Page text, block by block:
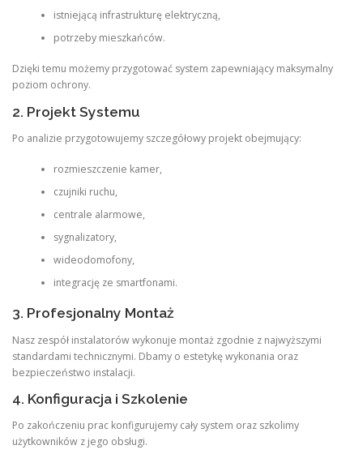
istniejącą infrastrukturę elektryczną,
potrzeby mieszkańców.
Dzięki temu możemy przygotować system zapewniający maksymalny
poziom ochrony.
2. Projekt Systemu
Po analizie przygotowujemy szczegółowy projekt obejmujący:
rozmieszczenie kamer,
czujniki ruchu,
centrale alarmowe,
sygnalizatory,
wideodomofony,
integrację ze smartfonami.
3. Profesjonalny Montaż
Nasz zespół instalatorów wykonuje montaż zgodnie z najwyższymi
standardami technicznymi. Dbamy o estetykę wykonania oraz
bezpieczeństwo instalacji.
4. Konfiguracja i Szkolenie
Po zakończeniu prac konfigurujemy cały system oraz szkolimy
użytkowników z jego obsługi.